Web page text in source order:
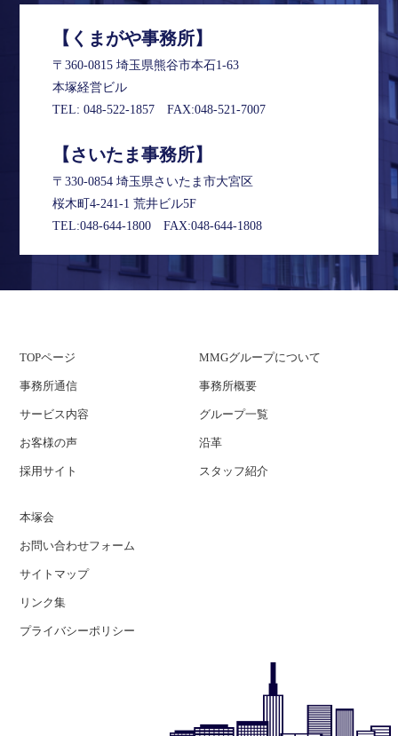
【くまがや事務所】
〒360-0815 埼玉県熊谷市本石1-63
本塚経営ビル
TEL: 048-522-1857 FAX:048-521-7007
【さいたま事務所】
〒330-0854 埼玉県さいたま市大宮区
桜木町4-241-1 荒井ビル5F
TEL:048-644-1800 FAX:048-644-1808
TOPページ
事務所通信
サービス内容
お客様の声
採用サイト
MMGグループについて
事務所概要
グループ一覧
沿革
スタッフ紹介
本塚会
お問い合わせフォーム
サイトマップ
リンク集
プライバシーポリシー